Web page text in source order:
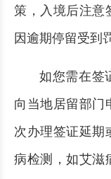
策，入境后注意
因逾期停留受到
如您需在签
向当地居留部门
次办理签证延期
病检测，如艾滋